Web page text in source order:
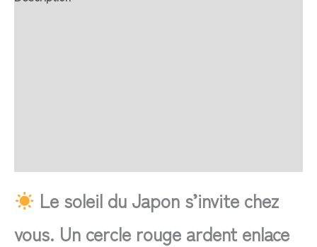
Le soleil du Japon s’invite chez
vous. Un cercle rouge ardent enlace